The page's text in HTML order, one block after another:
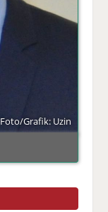
Foto/Grafik: Uzin